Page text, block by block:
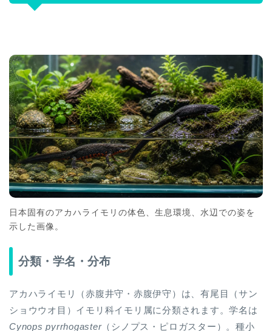
日本固有のアカハライモリの体色、生息環境、水辺での姿を
示した画像。
分類・学名・分布
アカハライモリ（赤腹井守・赤腹伊守）は、有尾目（サン
ショウウオ目）イモリ科イモリ属に分類されます。学名は
Cynops pyrrhogaster（シノプス・ピロガスター）。種小